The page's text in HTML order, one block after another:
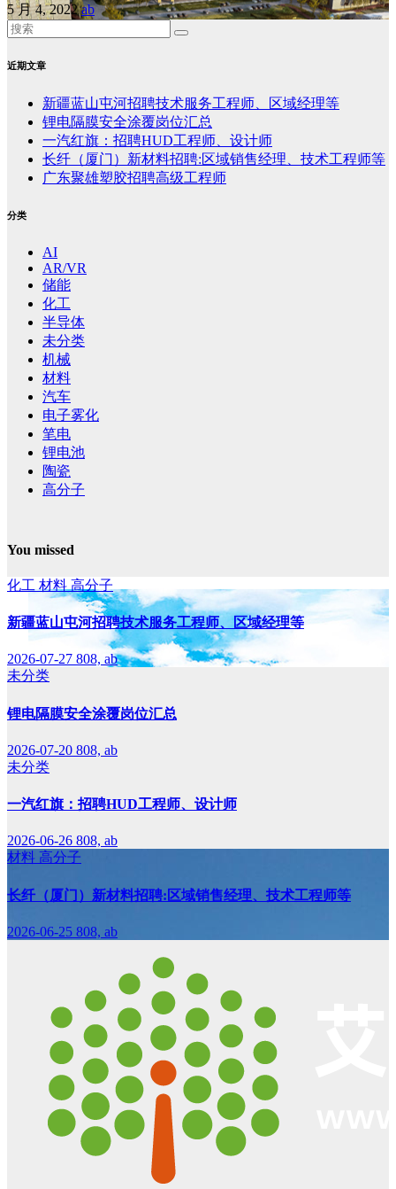
5 月 4, 2022ab
近期文章
新疆蓝山屯河招聘技术服务工程师、区域经理等
锂电隔膜安全涂覆岗位汇总
一汽红旗：招聘HUD工程师、设计师
长纤（厦门）新材料招聘:区域销售经理、技术工程师等
广东聚雄塑胶招聘高级工程师
分类
AI
AR/VR
储能
化工
半导体
未分类
机械
材料
汽车
电子雾化
笔电
锂电池
陶瓷
高分子
You missed
化工 材料 高分子
新疆蓝山屯河招聘技术服务工程师、区域经理等
2026-07-27 808, ab
未分类
锂电隔膜安全涂覆岗位汇总
2026-07-20 808, ab
未分类
一汽红旗：招聘HUD工程师、设计师
2026-06-26 808, ab
材料 高分子
长纤（厦门）新材料招聘:区域销售经理、技术工程师等
2026-06-25 808, ab